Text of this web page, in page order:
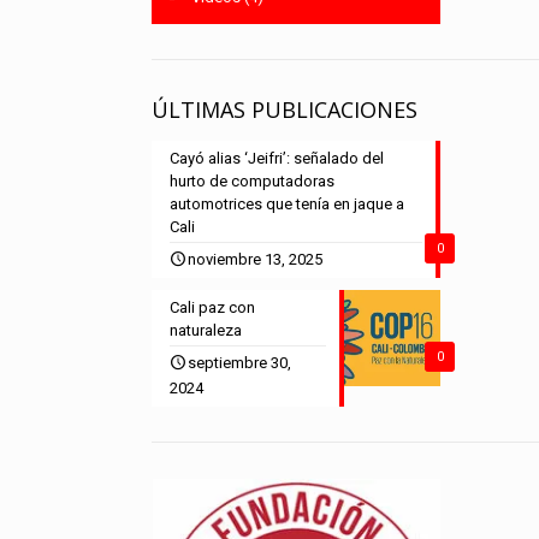
ÚLTIMAS PUBLICACIONES
0
Cayó alias ‘Jeifri’: señalado del
hurto de computadoras
automotrices que tenía en jaque a
Cali
noviembre 13, 2025
0
Cali paz con
naturaleza
septiembre 30,
2024